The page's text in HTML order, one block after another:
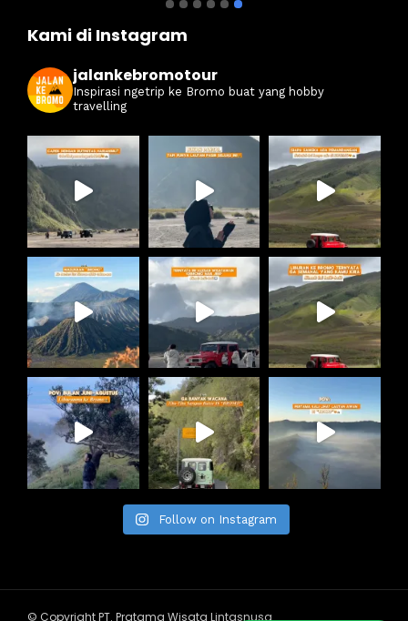
Kami di Instagram
jalankebromotour
Inspirasi ngetrip ke Bromo buat yang hobby
travelling
Follow on Instagram
© Copyright PT. Pratama Wisata Lintasnusa